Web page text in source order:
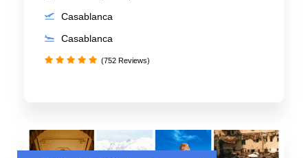
Casablanca
Casablanca
(752 Reviews)